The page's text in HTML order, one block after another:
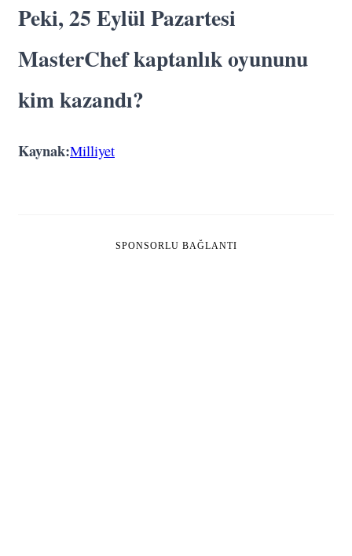
Peki, 25 Eylül Pazartesi
MasterChef kaptanlık oyununu
kim kazandı?
Kaynak:Milliyet
SPONSORLU BAĞLANTI